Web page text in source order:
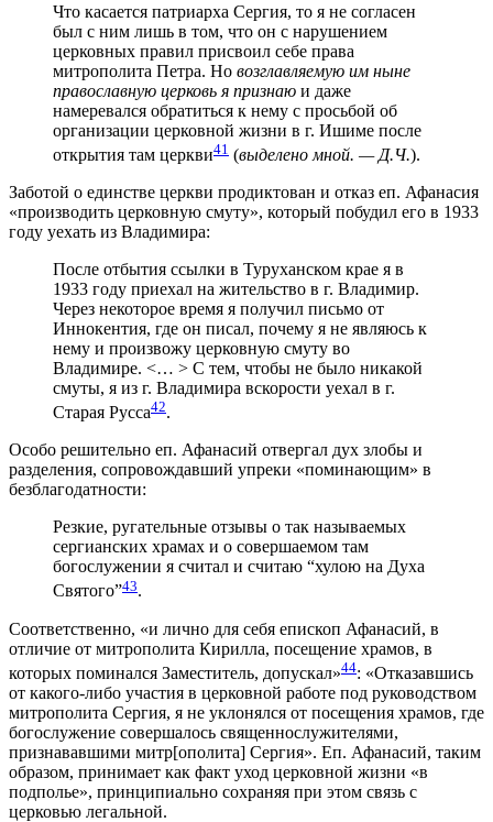
Что касается патриарха Сергия, то я не согласен
был с ним лишь в том, что он с нарушением
церковных правил присвоил себе права
митрополита Петра. Но возглавляемую им ныне
православную церковь я признаю и даже
намеревался обратиться к нему с просьбой об
организации церковной жизни в г. Ишиме после
открытия там церкви41 (выделено мной. — Д.Ч.).
Заботой о единстве церкви продиктован и отказ еп. Афанасия
«производить церковную смуту», который побудил его в 1933
году уехать из Владимира:
После отбытия ссылки в Туруханском крае я в
1933 году приехал на жительство в г. Владимир.
Через некоторое время я получил письмо от
Иннокентия, где он писал, почему я не являюсь к
нему и произвожу церковную смуту во
Владимире. <… > С тем, чтобы не было никакой
смуты, я из г. Владимира вскорости уехал в г.
Старая Русса42.
Особо решительно еп. Афанасий отвергал дух злобы и
разделения, сопровождавший упреки «поминающим» в
безблагодатности:
Резкие, ругательные отзывы о так называемых
сергианских храмах и о совершаемом там
богослужении я считал и считаю “хулою на Духа
Святого”43.
Соответственно, «и лично для себя епископ Афанасий, в
отличие от митрополита Кирилла, посещение храмов, в
которых поминался Заместитель, допускал»44: «Отказавшись
от какого-либо участия в церковной работе под руководством
митрополита Сергия, я не уклонялся от посещения храмов, где
богослужение совершалось священнослужителями,
признававшими митр[ополита] Сергия». Еп. Афанасий, таким
образом, принимает как факт уход церковной жизни «в
подполье», принципиально сохраняя при этом связь с
церковью легальной.